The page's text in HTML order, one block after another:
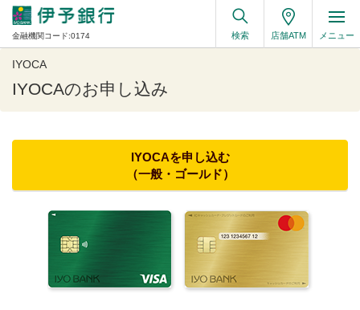
金融機関コード:0174 検索 店舗ATM メニュー
IYOCA
IYOCAのお申し込み
IYOCAを申し込む
（一般・ゴールド）